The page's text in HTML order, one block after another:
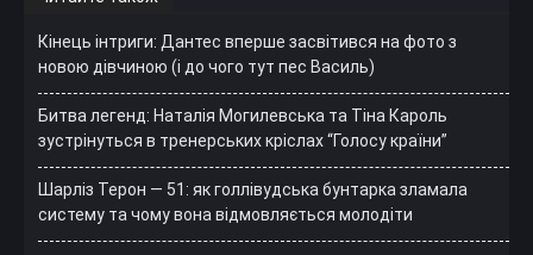
Кінець інтриги: Дантес вперше засвітився на фото з
новою дівчиною (і до чого тут пес Василь)
Битва легенд: Наталія Могилевська та Тіна Кароль
зустрінуться в тренерських кріслах “Голосу країни”
Шарліз Терон — 51: як голлівудська бунтарка зламала
систему та чому вона відмовляється молодіти